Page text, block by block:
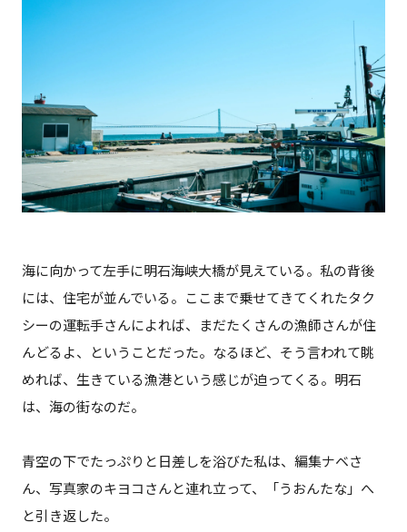
海に向かって左手に明石海峡大橋が見えている。私の背後
には、住宅が並んでいる。ここまで乗せてきてくれたタク
シーの運転手さんによれば、まだたくさんの漁師さんが住
んどるよ、ということだった。なるほど、そう言われて眺
めれば、生きている漁港という感じが迫ってくる。明石
は、海の街なのだ。
青空の下でたっぷりと日差しを浴びた私は、編集ナベさ
ん、写真家のキヨコさんと連れ立って、「うおんたな」へ
と引き返した。